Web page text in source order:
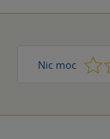
Nic moc 1 2